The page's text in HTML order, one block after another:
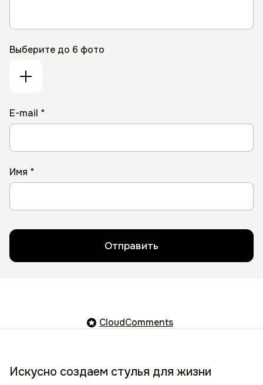
Выберите до 6 фото
E-mail *
Имя *
Отправить
CloudComments
Искусно создаем стулья для жизни